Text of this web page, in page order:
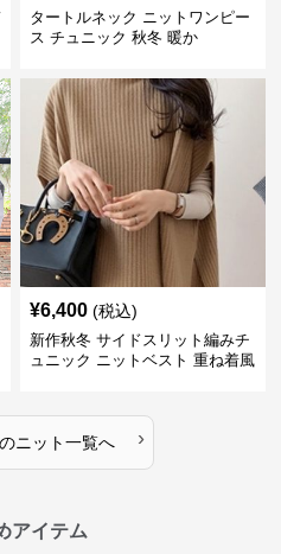
タートルネック ニットワンピー
ス チュニック 秋冬 暖か
¥6,400 (税込)
新作秋冬 サイドスリット編みチ
ュニック ニットベスト 重ね着風
のニット一覧へ ›
アイテム